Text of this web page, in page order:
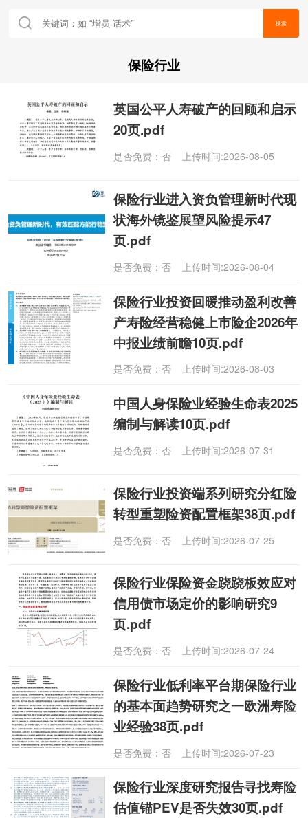
搜索
保险行业
英国公平人寿破产的回顾和启示
20页.pdf
是否免费：否 上传时间:2026-08-05
保险行业进入资负管理新时代现
状海外镜鉴展望风险提示47
页.pdf
是否免费：否 上传时间:2026-08-04
保险行业投资回暖推动盈利改善
产寿险经营稳健上市险企2026年
中报业绩前瞻10页.pdf
是否免费：否 上传时间:2026-08-03
中国人身保险业经验生命表2025
编制与解读10页.pdf
是否免费：否 上传时间:2026-07-31
保险行业投资端系列研究分红险
转型重塑险资配置框架38页.pdf
是否免费：否 上传时间:2026-07-25
保险行业保险资金跷跷板效应对
信用债市场定价的影响研究9
页.pdf
是否免费：否 上传时间:2026-07-24
保险行业低利率平台期保险行业
的基本面趋势研究之一欧洲寿险
业经验38页.pdf
是否免费：否 上传时间:2026-07-23
保险行业深度研究报告寻找寿险
估值锚PEV是否失效30页.pdf